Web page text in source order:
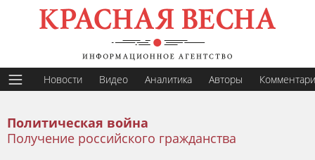
Новости Видео Аналитика Авторы
Политическая война
Получение российского гражданства